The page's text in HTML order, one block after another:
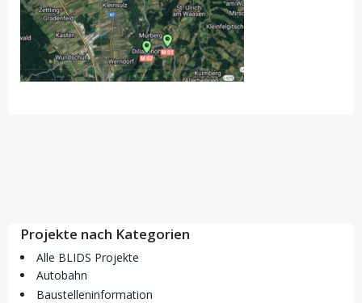
Projekte nach Kategorien
Alle BLIDS Projekte
Autobahn
Baustelleninformation